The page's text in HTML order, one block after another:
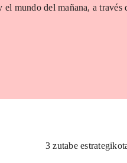
mundo del mañana, a través
3 zutabe